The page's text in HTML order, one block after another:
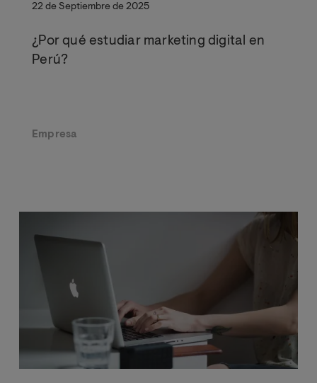
22 de Septiembre de 2025
¿Por qué estudiar marketing digital en
Perú?
Empresa